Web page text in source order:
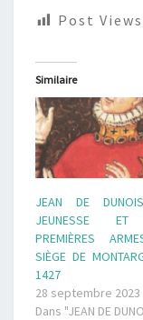
Post
Similaire
JEAN DE
JEUNESSE
PREMIÈRES
SIÈGE DE
1427
28 septembre 2023
Dans "JEAN DE